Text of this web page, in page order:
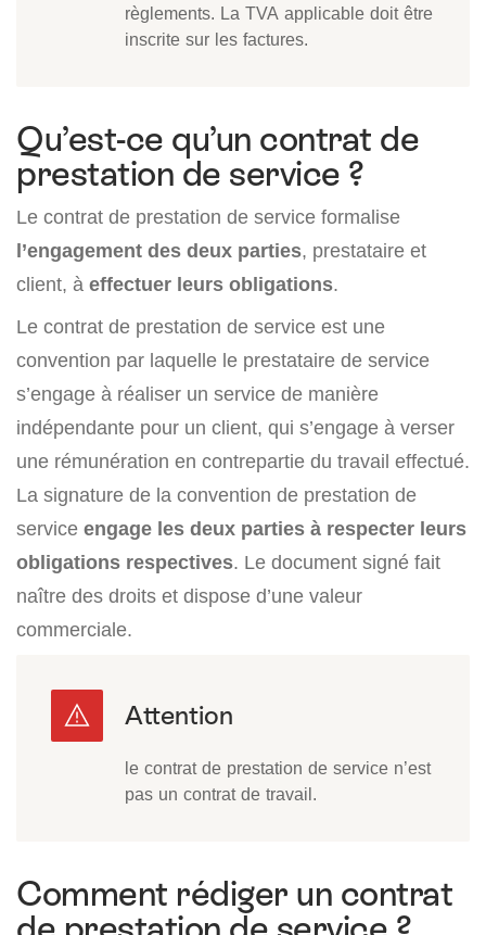
règlements. La TVA applicable doit être
inscrite sur les factures.
Qu’est-ce qu’un contrat de
prestation de service ?
Le contrat de prestation de service formalise
l’engagement des deux parties, prestataire et
client, à effectuer leurs obligations.
Le contrat de prestation de service est une
convention par laquelle le prestataire de service
s’engage à réaliser un service de manière
indépendante pour un client, qui s’engage à verser
une rémunération en contrepartie du travail effectué.
La signature de la convention de prestation de
service engage les deux parties à respecter leurs
obligations respectives. Le document signé fait
naître des droits et dispose d’une valeur
commerciale.
le contrat de prestation de service n’est
pas un contrat de travail.
Comment rédiger un contrat